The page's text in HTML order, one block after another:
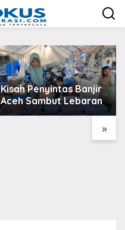
»
Kisah Penyintas Banjir
Aceh Sambut Lebaran